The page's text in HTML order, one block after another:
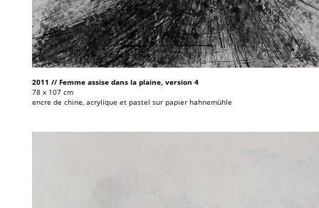
2011 // Femme assise dans la plaine, version 4
78 x 107 cm
encre de chine, acrylique et pastel sur papier hahnemühle